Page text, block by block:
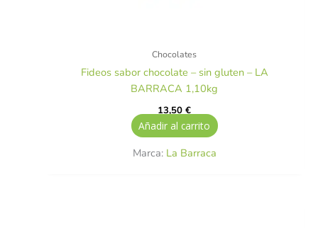
Chocolates
Fideos sabor chocolate – sin gluten – LA
BARRACA 1,10kg
13,50€
Añadir al carrito
Marca: La Barraca